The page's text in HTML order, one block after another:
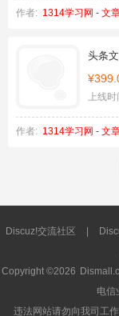
作者: 1314学习网 - 文
头条
上线
作者: 1314学习网 - 文
Discuz!交流社区
Copyright ©2026
电信
违法网站请勿向我司工